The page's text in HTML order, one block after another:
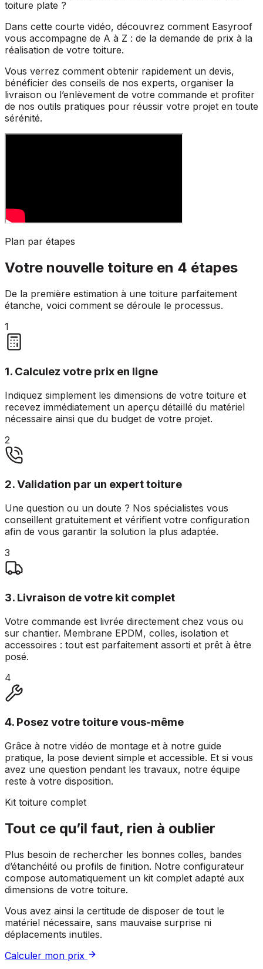
toiture plate ?
Dans cette courte vidéo, découvrez comment Easyroof
vous accompagne de A à Z : de la demande de prix à la
réalisation de votre toiture.
Vous verrez comment obtenir rapidement un devis,
bénéficier des conseils de nos experts, organiser la
livraison ou l’enlèvement de votre commande et profiter
de nos outils pratiques pour réussir votre projet en toute
sérénité.
Plan par étapes
Votre nouvelle toiture en 4 étapes
De la première estimation à une toiture parfaitement
étanche, voici comment se déroule le processus.
1
1. Calculez votre prix en ligne
Indiquez simplement les dimensions de votre toiture et
recevez immédiatement un aperçu détaillé du matériel
nécessaire ainsi que du budget de votre projet.
2
2. Validation par un expert toiture
Une question ou un doute ? Nos spécialistes vous
conseillent gratuitement et vérifient votre configuration
afin de vous garantir la solution la plus adaptée.
3
3. Livraison de votre kit complet
Votre commande est livrée directement chez vous ou
sur chantier. Membrane EPDM, colles, isolation et
accessoires : tout est parfaitement assorti et prêt à être
posé.
4
4. Posez votre toiture vous-même
Grâce à notre vidéo de montage et à notre guide
pratique, la pose devient simple et accessible. Et si vous
avez une question pendant les travaux, notre équipe
reste à votre disposition.
Kit toiture complet
Tout ce qu’il faut, rien à oublier
Plus besoin de rechercher les bonnes colles, bandes
d’étanchéité ou profils de finition. Notre configurateur
compose automatiquement un kit complet adapté aux
dimensions de votre toiture.
Vous avez ainsi la certitude de disposer de tout le
matériel nécessaire, sans mauvaise surprise ni
déplacements inutiles.
Calculer mon prix